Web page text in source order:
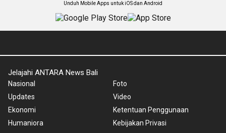
Unduh Mobile Apps untuk iOS dan Android
Jelajahi ANTARA News Bali
Nasional
Updates
Ekonomi
Humaniora
Foto
Video
Ketentuan Penggunaan
Kebijakan Privasi